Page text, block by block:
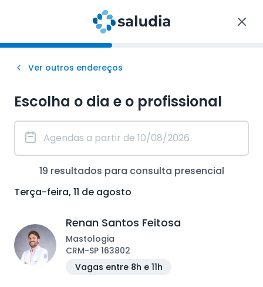
Ver outros endereços
Escolha o dia e o profissional
19 resultados para consulta presencial
Terça-feira, 11 de agosto
Renan Santos Feitosa
Mastologia
CRM-SP 163802
Vagas entre 8h e 11h